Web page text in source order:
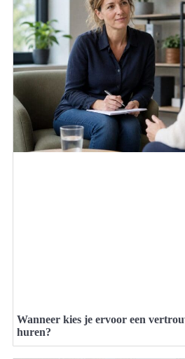
Wanneer kies je ervoor een
huren?